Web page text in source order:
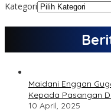
Kategori
Maidani Enggan
Kepada Pasangan
10 April, 2025